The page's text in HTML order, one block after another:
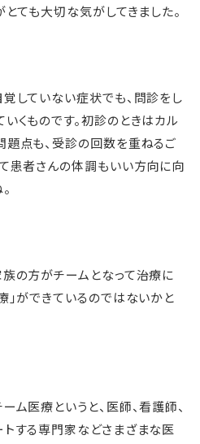
ても大切な気がしてきました。
していない症状でも、問診をし
くものです。初診のときはカル
題点も、受診の回数を重ねるご
て患者さんの体調もいい方向に向
の方がチームとなって治療に
」ができているのではないかと
ム医療というと、医師、看護師、
する専門家などさまざまな医